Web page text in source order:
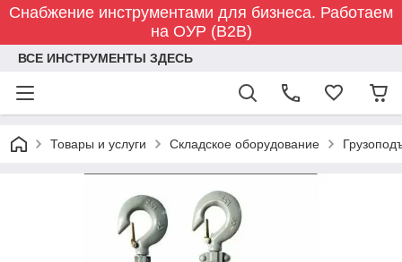
Снабжение инструментами для бизнеса. Работаем
на ОУР (B2B)
ВСЕ ИНСТРУМЕНТЫ ЗДЕСЬ
Товары и услуги Складское оборудование